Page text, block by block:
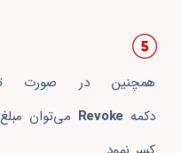
همچنین در صورت
دکمه Revoke می‌توان